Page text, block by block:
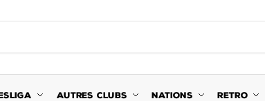
AUTRES CLUBS NATIONS RETRO